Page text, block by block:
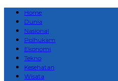
Home
Dunia
Nasional
Polhukam
Ekonomi
Tekno
Kesehatan
Wisata